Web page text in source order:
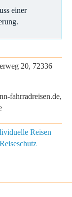
einer
20, 72336
fahrradreisen.de,
Reisen
Reiseschutz